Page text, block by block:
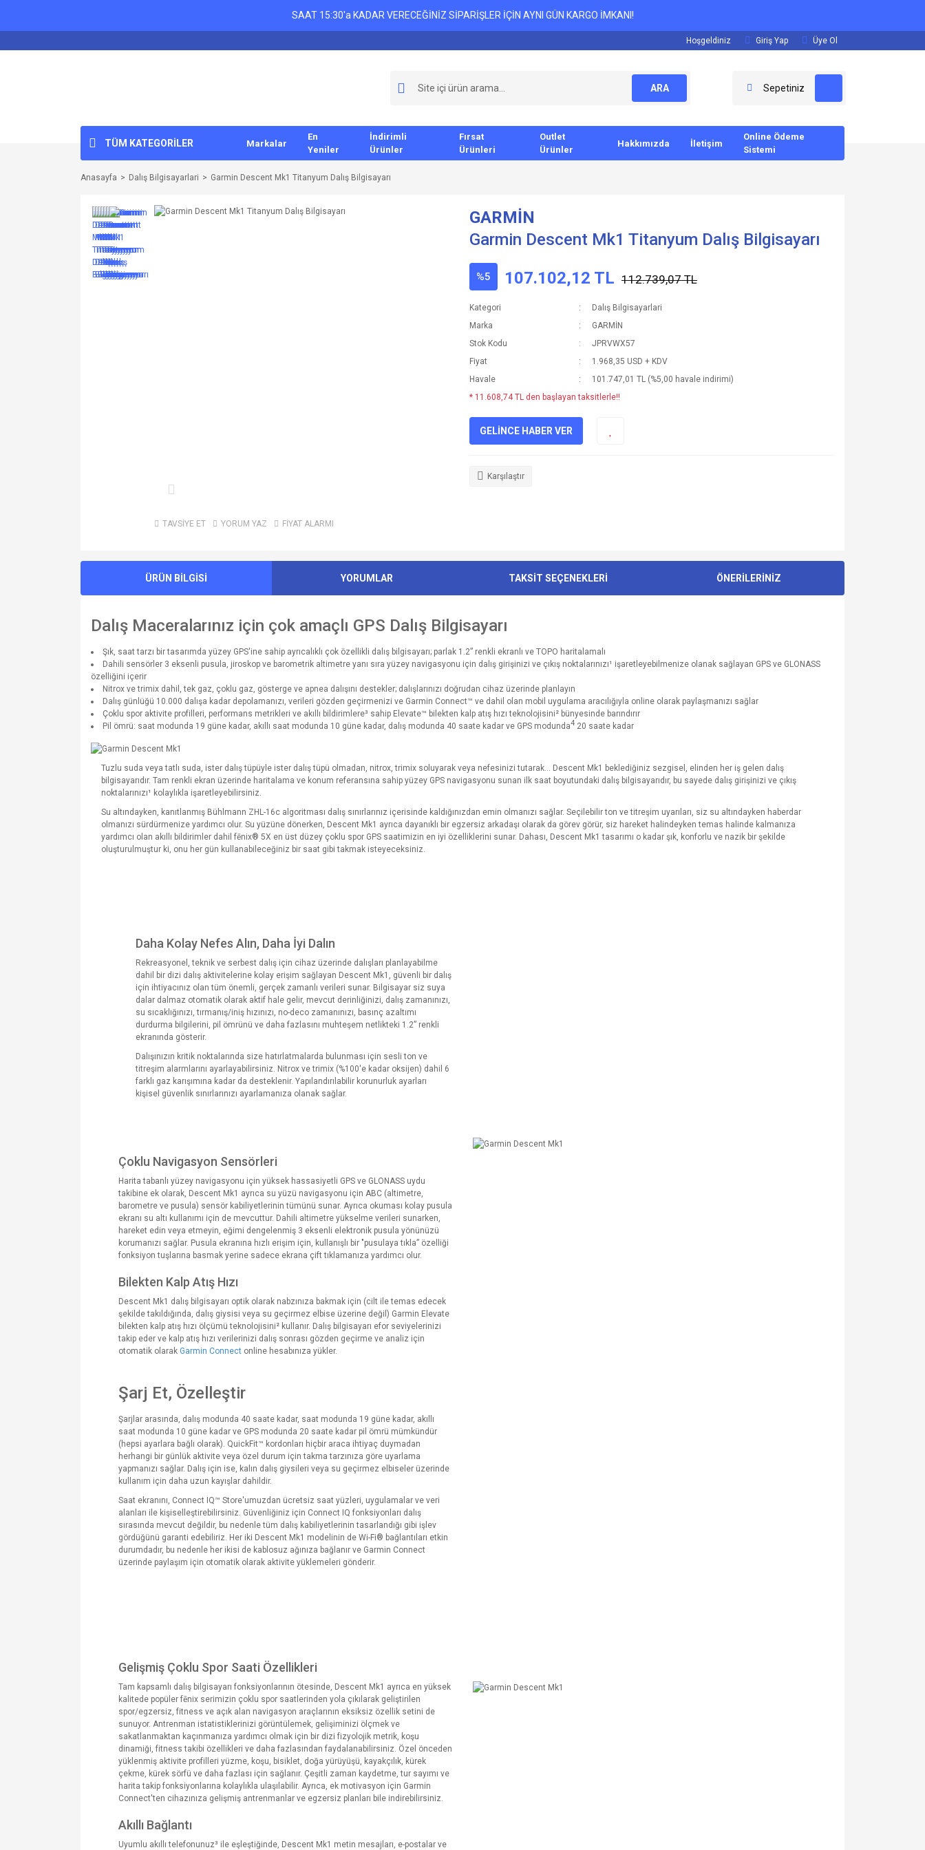
SAAT 15:30'a KADAR VERECEĞİNİZ SİPARİŞLER İÇİN AYNI GÜN KARGO İMKANI!
Hoşgeldiniz Giriş Yap Üye Ol
ARA Sepetiniz
TÜM KATEGORİLER Markalar
En
Yeniler
İndirimli
Ürünler
Fırsat
Ürünleri
Outlet
Ürünler
Hakkımızda İletişim
Online Ödeme
Sistemi
Anasayfa Dalış Bilgisayarlari Garmin Descent Mk1 Titanyum Dalış Bilgisayarı
TAVSİYE ET YORUM YAZ FİYAT ALARMI
GARMİN
Garmin Descent Mk1 Titanyum Dalış Bilgisayarı
%5 107.102,12 TL 112.739,07 TL
Kategori
Dalış Bilgisayarlari
Marka
GARMİN
Stok Kodu
JPRVWX57
Fiyat
1.968,35 USD + KDV
Havale
101.747,01 TL (%5,00 havale indirimi)
* 11.608,74 TL den başlayan taksitlerle!!
GELİNCE HABER VER
Karşılaştır
ÜRÜN BİLGİSİ YORUMLAR TAKSİT SEÇENEKLERİ ÖNERİLERİNİZ
Dalış Maceralarınız için çok amaçlı GPS Dalış Bilgisayarı
Şık, saat tarzı bir tasarımda yüzey GPS'ine sahip ayrıcalıklı çok özellikli dalış bilgisayarı; parlak 1.2” renkli ekranlı ve TOPO haritalamalı
Dahili sensörler 3 eksenli pusula, jiroskop ve barometrik altimetre yanı sıra yüzey navigasyonu için dalış girişinizi ve çıkış noktalarınızı¹ işaretleyebilmenize olanak sağlayan GPS ve GLONASS
özelliğini içerir
Nitrox ve trimix dahil, tek gaz, çoklu gaz, gösterge ve apnea dalışını destekler; dalışlarınızı doğrudan cihaz üzerinde planlayın
Dalış günlüğü 10.000 dalışa kadar depolamanızı, verileri gözden geçirmenizi ve Garmin Connect™ ve dahil olan mobil uygulama aracılığıyla online olarak paylaşmanızı sağlar
Çoklu spor aktivite profilleri, performans metrikleri ve akıllı bildirimlere³ sahip Elevate™ bilekten kalp atış hızı teknolojisini² bünyesinde barındırır
Pil ömrü: saat modunda 19 güne kadar, akıllı saat modunda 10 güne kadar, dalış modunda 40 saate kadar ve GPS modunda4 20 saate kadar
Tuzlu suda veya tatlı suda, ister dalış tüpüyle ister dalış tüpü olmadan, nitrox, trimix soluyarak veya nefesinizi tutarak... Descent Mk1 beklediğiniz sezgisel, elinden her iş gelen dalış
bilgisayarıdır. Tam renkli ekran üzerinde haritalama ve konum referansına sahip yüzey GPS navigasyonu sunan ilk saat boyutundaki dalış bilgisayarıdır, bu sayede dalış girişinizi ve çıkış
noktalarınızı¹ kolaylıkla işaretleyebilirsiniz.
Su altındayken, kanıtlanmış Bühlmann ZHL-16c algoritması dalış sınırlarınız içerisinde kaldığınızdan emin olmanızı sağlar. Seçilebilir ton ve titreşim uyarıları, siz su altındayken haberdar
olmanızı sürdürmenize yardımcı olur. Su yüzüne dönerken, Descent Mk1 ayrıca dayanıklı bir egzersiz arkadaşı olarak da görev görür, siz hareket halindeyken temas halinde kalmanıza
yardımcı olan akıllı bildirimler dahil fēnix® 5X en üst düzey çoklu spor GPS saatimizin en iyi özelliklerini sunar. Dahası, Descent Mk1 tasarımı o kadar şık, konforlu ve nazik bir şekilde
oluşturulmuştur ki, onu her gün kullanabileceğiniz bir saat gibi takmak isteyeceksiniz.
Daha Kolay Nefes Alın, Daha İyi Dalın
Rekreasyonel, teknik ve serbest dalış için cihaz üzerinde dalışları planlayabilme
dahil bir dizi dalış aktivitelerine kolay erişim sağlayan Descent Mk1, güvenli bir dalış
için ihtiyacınız olan tüm önemli, gerçek zamanlı verileri sunar. Bilgisayar siz suya
dalar dalmaz otomatik olarak aktif hale gelir, mevcut derinliğinizi, dalış zamanınızı,
su sıcaklığınızı, tırmanış/iniş hızınızı, no-deco zamanınızı, basınç azaltımı
durdurma bilgilerini, pil ömrünü ve daha fazlasını muhteşem netlikteki 1.2” renkli
ekranında gösterir.
Dalışınızın kritik noktalarında size hatırlatmalarda bulunması için sesli ton ve
titreşim alarmlarını ayarlayabilirsiniz. Nitrox ve trimix (%100'e kadar oksijen) dahil 6
farklı gaz karışımına kadar da desteklenir. Yapılandırılabilir korunurluk ayarları
kişisel güvenlik sınırlarınızı ayarlamanıza olanak sağlar.
Çoklu Navigasyon Sensörleri
Harita tabanlı yüzey navigasyonu için yüksek hassasiyetli GPS ve GLONASS uydu
takibine ek olarak, Descent Mk1 ayrıca su yüzü navigasyonu için ABC (altimetre,
barometre ve pusula) sensör kabiliyetlerinin tümünü sunar. Ayrıca okuması kolay pusula
ekranı su altı kullanımı için de mevcuttur. Dahili altimetre yükselme verileri sunarken,
hareket edin veya etmeyin, eğimi dengelenmiş 3 eksenli elektronik pusula yönünüzü
korumanızı sağlar. Pusula ekranına hızlı erişim için, kullanışlı bir "pusulaya tıkla” özelliği
fonksiyon tuşlarına basmak yerine sadece ekrana çift tıklamanıza yardımcı olur.
Bilekten Kalp Atış Hızı
Descent Mk1 dalış bilgisayarı optik olarak nabzınıza bakmak için (cilt ile temas edecek
şekilde takıldığında, dalış giysisi veya su geçirmez elbise üzerine değil) Garmin Elevate
bilekten kalp atış hızı ölçümü teknolojisini² kullanır. Dalış bilgisayarı efor seviyelerinizi
takip eder ve kalp atış hızı verilerinizi dalış sonrası gözden geçirme ve analiz için
otomatik olarak Garmin Connect online hesabınıza yükler.
Şarj Et, Özelleştir
Şarjlar arasında, dalış modunda 40 saate kadar, saat modunda 19 güne kadar, akıllı
saat modunda 10 güne kadar ve GPS modunda 20 saate kadar pil ömrü mümkündür
(hepsi ayarlara bağlı olarak). QuickFit™ kordonları hiçbir araca ihtiyaç duymadan
herhangi bir günlük aktivite veya özel durum için takma tarzınıza göre uyarlama
yapmanızı sağlar. Dalış için ise, kalın dalış giysileri veya su geçirmez elbiseler üzerinde
kullanım için daha uzun kayışlar dahildir.
Saat ekranını, Connect IQ™ Store'umuzdan ücretsiz saat yüzleri, uygulamalar ve veri
alanları ile kişiselleştirebilirsiniz. Güvenliğiniz için Connect IQ fonksiyonları dalış
sırasında mevcut değildir, bu nedenle tüm dalış kabiliyetlerinin tasarlandığı gibi işlev
gördüğünü garanti edebiliriz. Her iki Descent Mk1 modelinin de Wi-Fi® bağlantıları etkin
durumdadır, bu nedenle her ikisi de kablosuz ağınıza bağlanır ve Garmin Connect
üzerinde paylaşım için otomatik olarak aktivite yüklemeleri gönderir.
Gelişmiş Çoklu Spor Saati Özellikleri
Tam kapsamlı dalış bilgisayarı fonksiyonlarının ötesinde, Descent Mk1 ayrıca en yüksek
kalitede popüler fēnix serimizin çoklu spor saatlerinden yola çıkılarak geliştirilen
spor/egzersiz, fitness ve açık alan navigasyon araçlarının eksiksiz özellik setini de
sunuyor. Antrenman istatistiklerinizi görüntülemek, gelişiminizi ölçmek ve
sakatlanmaktan kaçınmanıza yardımcı olmak için bir dizi fizyolojik metrik, koşu
dinamiği, fitness takibi özellikleri ve daha fazlasından faydalanabilirsiniz. Özel önceden
yüklenmiş aktivite profilleri yüzme, koşu, bisiklet, doğa yürüyüşü, kayakçılık, kürek
çekme, kürek sörfü ve daha fazlası için sağlanır. Çeşitli zaman kaydetme, tur sayımı ve
harita takip fonksiyonlarına kolaylıkla ulaşılabilir. Ayrıca, ek motivasyon için Garmin
Connect'ten cihazınıza gelişmiş antrenmanlar ve egzersiz planları bile indirebilirsiniz.
Akıllı Bağlantı
Uyumlu akıllı telefonunuz³ ile eşleştiğinde, Descent Mk1 metin mesajları, e-postalar ve